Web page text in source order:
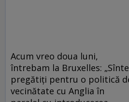
Acum vreo doua luni,
întrebam la Bruxelles:
pregătiți pentru o politică
vecinătate cu Anglia în